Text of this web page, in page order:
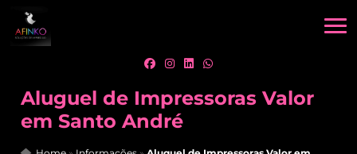
Aluguel de Impressoras Valor
em Santo André